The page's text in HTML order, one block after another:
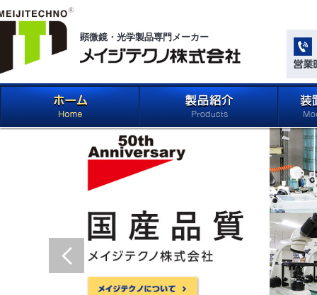
顕微鏡・光学製品専門メーカー
製品紹介 (Products)
メイジ
学系」
Light